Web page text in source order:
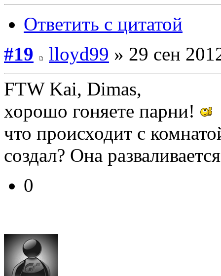
Ответить с цитатой
#19
lloyd99 » 29 сен
FTW Kai, Dimas,
хорошо гоняете парни!
что происходит с
создал? Она
0